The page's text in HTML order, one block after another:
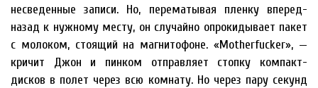
несведенные записи. Но, перематывая пленку вперед-
назад к нужному месту, он случайно опрокидывает пакет
с молоком, стоящий на магнитофоне. «Motherfucker», —
кричит Джон и пинком отправляет стопку компакт-
дисков в полет через всю комнату. Но через пару секунд